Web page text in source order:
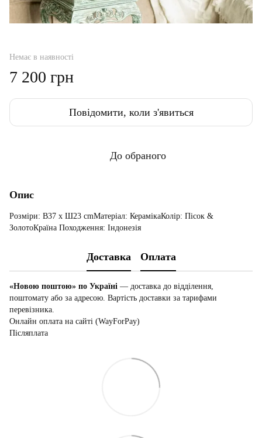
Немає в наявності
7 200 грн
Повідомити, коли з'явиться
До обраного
Опис
Розміри: В37 x Ш23 cmМатеріал: КерамікаКолір: Пісок &
ЗолотоКраїна Походження: Індонезія
Доставка Оплата
«Новою поштою» по Україні — доставка до відділення,
поштомату або за адресою. Вартість доставки за тарифами
перевізника.
Онлайн оплата на сайті (WayForPay)
Післяплата